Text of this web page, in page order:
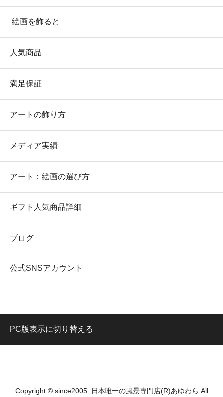
絵画を飾ると
人気商品
満足保証
アートの飾り方
メディア実績
アート：絵画の選び方
ギフト人気商品詳細
ブログ
公式SNSアカウント
PC版表示に切り替える
Copyright © since2005. 日本唯一の風景専門店(R)あゆわら All